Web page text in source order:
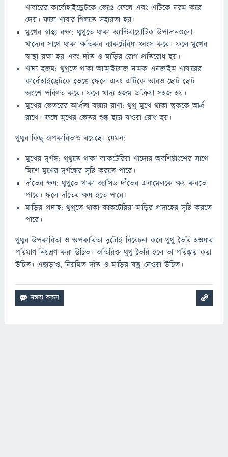
খাবারের কার্বোহাইড্রেটকে ভেঙে ফেলে এবং এটিকে নরম করে
দেয়। ফলে খাবার গিলতে সহায়তা হয়।
মুখের স্বাস্থ্য রক্ষা: থুথুতে থাকা অ্যান্টিবায়োটিক উপাদানগুলো
খাদ্যের সাথে থাকা ক্ষতিকর ব্যাকটেরিয়া ধ্বংস করে। ফলে মুখের
স্বাস্থ্য রক্ষা হয় এবং দাঁত ও মাড়ির রোগ প্রতিরোধ হয়।
খাদ্য হজম: থুথুতে থাকা অ্যামাইলেজ নামক এনজাইম খাবারের
কার্বোহাইড্রেটকে ভেঙে ফেলে এবং এটিকে আরও ছোট ছোট
অংশে পরিণত করে। ফলে খাদ্য হজম প্রক্রিয়া সহজ হয়।
মুখের ভেতরের আর্দ্রতা বজায় রাখা: থুথু মুখে থাকা ত্বককে আর্দ্র
রাখে। ফলে মুখের ভেতর শুষ্ক হয়ে যাওয়া রোধ হয়।
থুথুর কিছু অপকারিতাও রয়েছে। যেমন:
মুখের দুর্গন্ধ: থুথুতে থাকা ব্যাকটেরিয়া খাদ্যের অবশিষ্টাংশের সাথে
মিশে মুখের দুর্গন্ধের সৃষ্টি করতে পারে।
দাঁতের ক্ষয়: থুথুতে থাকা অ্যাসিড দাঁতের এনামেলকে ক্ষয় করতে
পারে। ফলে দাঁতের ক্ষয় হতে পারে।
মাড়ির প্রদাহ: থুথুতে থাকা ব্যাকটেরিয়া মাড়ির প্রদাহের সৃষ্টি করতে
পারে।
থুথুর উপকারিতা ও অপকারিতা দুটোই বিবেচনা করে থুথু তৈরি হওয়ার
পরিমাণ নিয়ন্ত্রণ করা উচিত। অতিরিক্ত থুথু তৈরি হলে তা পরিষ্কার করা
উচিত। এছাড়াও, নিয়মিত দাঁত ও মাড়ির যত্ন নেওয়া উচিত।